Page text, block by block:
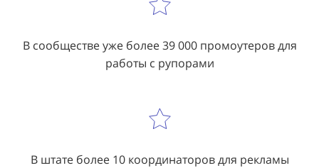
В сообществе уже более 39 000 промоутеров для
работы с рупорами
В штате более 10 координаторов для рекламы